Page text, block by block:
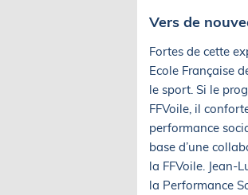
Vers de
Fortes de cette
Ecole Française
le sport. Si le
FFVoile, il
performance
base d’une
la FFVoile. Jean-
la Performance